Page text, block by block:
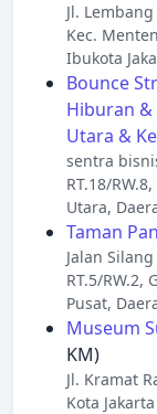
Jl.
Kec.
Ibukota
Bounce
Hiburan &
Utara &
sentra
RT.18/
Utara,
Taman
Jalan
RT.5/RW.2,
Pusat,
Museum
KM)
Jl. Kramat
Kota